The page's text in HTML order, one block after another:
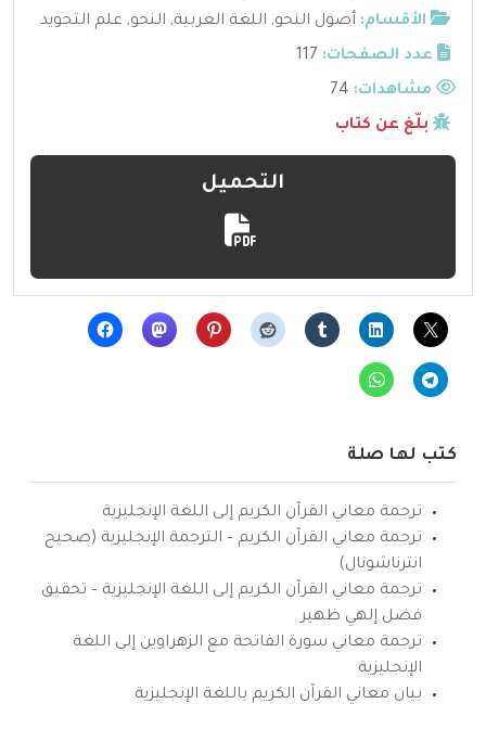
الأقسام: أصول النحو, اللغة العربية, النحو, علم التجويد
عدد الصفحات: 117
مشاهدات:
بلّغ عن كتاب
التحميل
كتب لها صلة
ترجمة معاني القرآن الكريم إلى اللغة الإنجليزية
ترجمة معاني القرآن الكريم – الترجمة الإنجليزية (صحيح
انترناشونال)
ترجمة معاني القرآن الكريم إلى اللغة الإنجليزية – تحقيق
فضل إلهي ظهير
ترجمة معاني سورة الفاتحة مع الزهراوين إلى اللغة
الإنجليزية
بيان معاني القرآن الكريم باللغة الإنجليزية